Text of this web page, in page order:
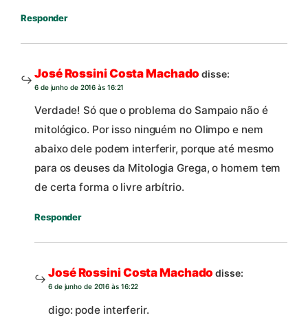
Responder
José Rossini Costa Machado disse:
6 de junho de 2016 às 16:21
Verdade! Só que o problema do Sampaio não é
mitológico. Por isso ninguém no Olimpo e nem
abaixo dele podem interferir, porque até mesmo
para os deuses da Mitologia Grega, o homem tem
de certa forma o livre arbítrio.
Responder
José Rossini Costa Machado disse:
6 de junho de 2016 às 16:22
digo: pode interferir.